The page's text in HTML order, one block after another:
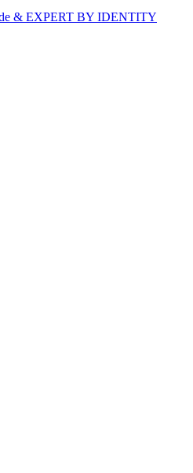
& EXPERT BY IDENTITY